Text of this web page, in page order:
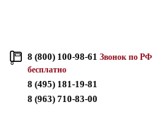
8 (800) 100-98-61 Звонок по РФ
бесплатно
8 (495) 181-19-81
8 (963) 710-83-00